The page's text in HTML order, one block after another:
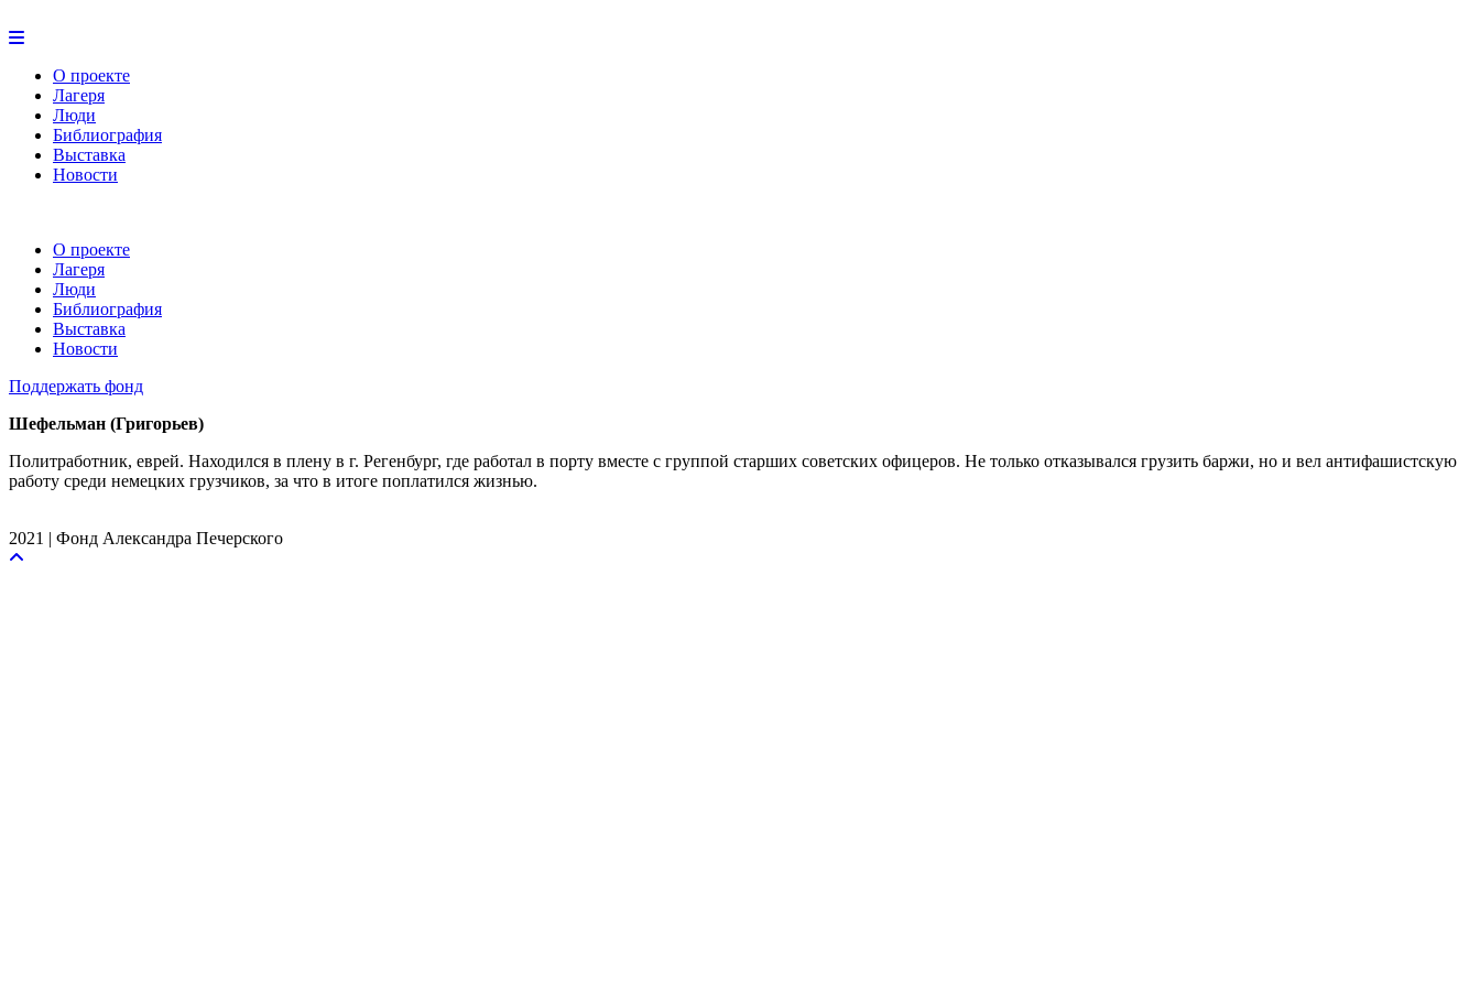
О проекте
Лагеря
Люди
Библиография
Выставка
Новости
О проекте
Лагеря
Люди
Библиография
Выставка
Новости
Поддержать фонд
Шефельман (Григорьев)
Политработник, еврей. Находился в плену в г. Регенбург, где работал в порту вместе с группой старших советских офицеров. Не только отказывался грузить баржи, но и вел антифашистскую
работу среди немецких грузчиков, за что в итоге поплатился жизнью.
2021 | Фонд Александра Печерского